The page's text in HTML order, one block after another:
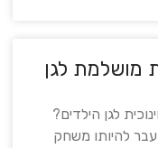
מושלמת לגן
לגן הילדים?
להיותו משחק